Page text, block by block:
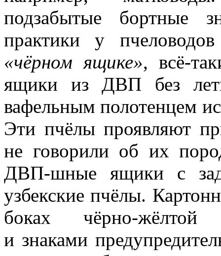
подзабытые бортные
практики у
«чёрном ящике», всё-
ящики из ДВП без
вафельным полотенцем
Эти пчёлы проявляют
не говорили об их
ДВП-шные ящики с
узбекские пчёлы.
боках чёрно-
и знаками